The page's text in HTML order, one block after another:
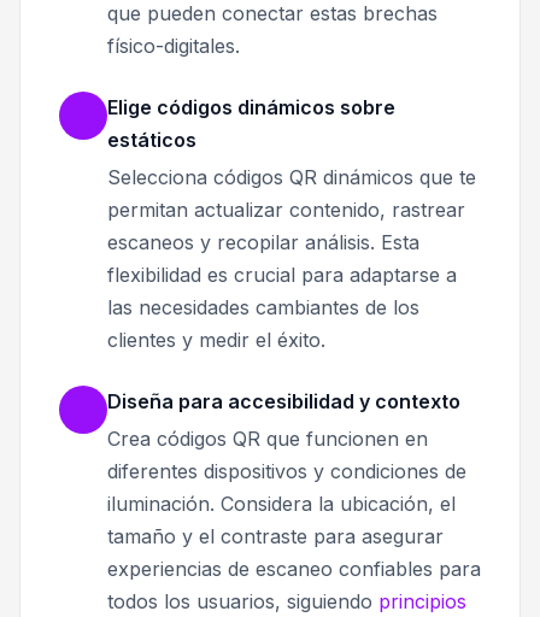
que pueden conectar estas brechas
físico-digitales.
Elige códigos dinámicos sobre
estáticos
Selecciona códigos QR dinámicos que te
permitan actualizar contenido, rastrear
escaneos y recopilar análisis. Esta
flexibilidad es crucial para adaptarse a
las necesidades cambiantes de los
clientes y medir el éxito.
Diseña para accesibilidad y contexto
Crea códigos QR que funcionen en
diferentes dispositivos y condiciones de
iluminación. Considera la ubicación, el
tamaño y el contraste para asegurar
experiencias de escaneo confiables para
todos los usuarios, siguiendo principios